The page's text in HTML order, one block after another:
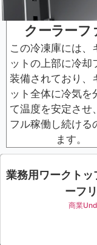
クーラーフ
この冷凍庫には、
ットの上部に冷却
装備されており、
ット全体に冷気を
て温度を安定させ
フル稼働し続ける
ます。
業務用ワークト
ーフ
商業